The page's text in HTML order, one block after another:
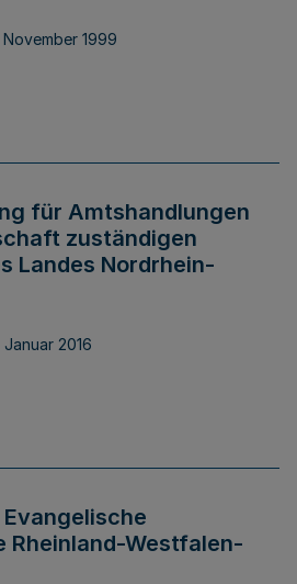
1999
für Amtshandlungen
zuständigen
Landes Nordrhein-
2016
Rheinland-Westfalen-